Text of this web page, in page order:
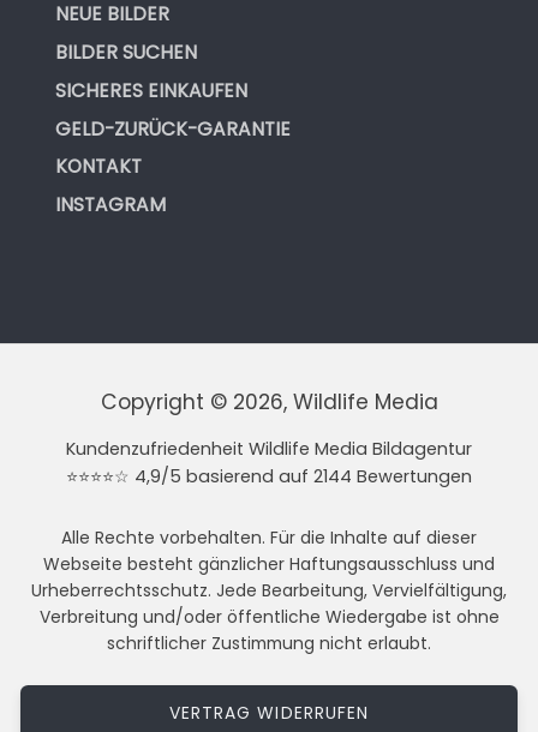
NEUE BILDER
BILDER SUCHEN
SICHERES EINKAUFEN
GELD-ZURÜCK-GARANTIE
KONTAKT
INSTAGRAM
Copyright © 2026, Wildlife Media
Kundenzufriedenheit Wildlife Media Bildagentur
⭐⭐⭐⭐☆ 4,9/5 basierend auf 2144 Bewertungen
Alle Rechte vorbehalten. Für die Inhalte auf dieser
Webseite besteht gänzlicher Haftungsausschluss und
Urheberrechtsschutz. Jede Bearbeitung, Vervielfältigung,
Verbreitung und/oder öffentliche Wiedergabe ist ohne
schriftlicher Zustimmung nicht erlaubt.
VERTRAG WIDERRUFEN